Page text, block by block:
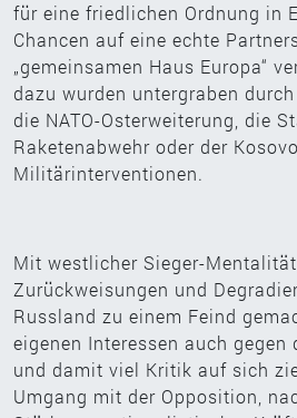
für eine friedlichen Ordnung in
Chancen auf eine echte
„gemeinsamen Haus Europa“
dazu wurden untergraben
die NATO-Osterweiterung, die
Raketenabwehr oder der
Militärinterventionen.
Mit westlicher Sieger-
Zurückweisungen und
Russland zu einem Feind
eigenen Interessen auch gegen
und damit viel Kritik auf sich
Umgang mit der Opposition,